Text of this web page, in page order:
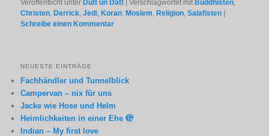
Veröffentlicht unter Dütt un Datt |Verschlagwortet mit Buddhisten,
Christen, Derrick,Jedi, Koran, Moslem, Religion,Salafisten
Schreibe einen Kommentar
NEUESTE EINTRÄGE
Fachhändler und Tunnelblick
Campervan – nix für uns
Jacke wie Hose und Helm
Heimlichkeiten in einer Ehe 🫣
Indian – My first love